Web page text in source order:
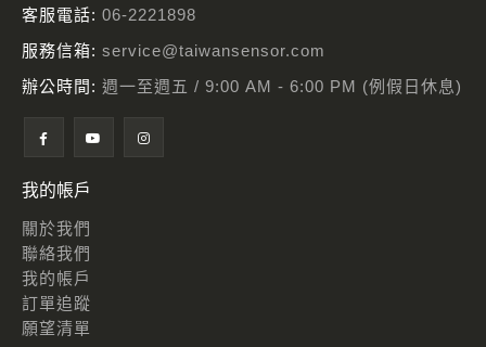
客服電話: 06-2221898
服務信箱: service@taiwansensor.com
辦公時間: 週一至週五 / 9:00 AM - 6:00 PM (例假日休息)
我的帳戶
關於我們
聯絡我們
我的帳戶
訂單追蹤
願望清單